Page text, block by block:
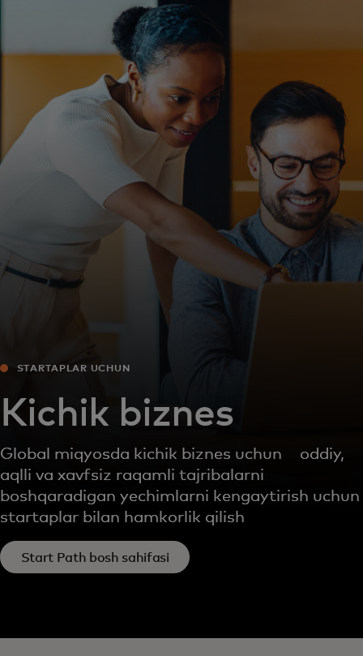
Siz uchun
Biznes uchun
Butun dunyo uchun
Innovatorlar uchun
Yangiliklar va trendlar
STARTAPLAR UCHUN
Kichik biznes
Global miqyosda kichik biznes uchun oddiy,
aqlli va xavfsiz raqamli tajribalarni
boshqaradigan yechimlarni kengaytirish uchun
startaplar bilan hamkorlik qilish
Start Path bosh sahifasi